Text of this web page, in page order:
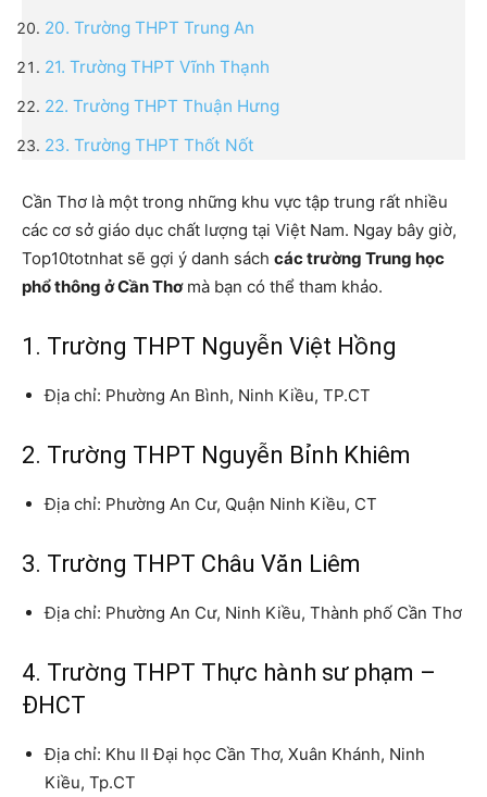
20. Trường THPT Trung An
21. Trường THPT Vĩnh Thạnh
22. Trường THPT Thuận Hưng
23. Trường THPT Thốt Nốt
Cần Thơ là một trong những khu vực tập trung rất nhiều
các cơ sở giáo dục chất lượng tại Việt Nam. Ngay bây giờ,
Top10totnhat sẽ gợi ý danh sách các trường Trung học
phổ thông ở Cần Thơmà bạn có thể tham khảo.
1. Trường THPT Nguyễn Việt Hồng
Địa chỉ: Phường An Bình, Ninh Kiều, TP.CT
2. Trường THPT Nguyễn Bỉnh Khiêm
Địa chỉ: Phường An Cư, Quận Ninh Kiều, CT
3. Trường THPT Châu Văn Liêm
Địa chỉ: Phường An Cư, Ninh Kiều, Thành phố Cần Thơ
4. Trường THPT Thực hành sư phạm –
ĐHCT
Địa chỉ: Khu II Đại học Cần Thơ, Xuân Khánh, Ninh
Kiều, Tp.CT